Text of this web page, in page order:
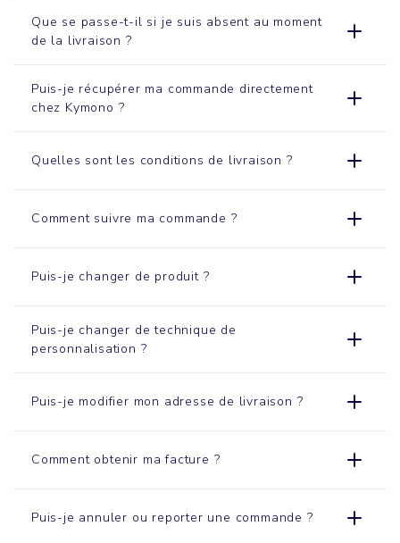
Que se passe-t-il si je suis absent au moment
de la livraison ?
Puis-je récupérer ma commande directement
chez Kymono ?
Quelles sont les conditions de livraison ?
Comment suivre ma commande ?
Puis-je changer de produit ?
Puis-je changer de technique de
personnalisation ?
Puis-je modifier mon adresse de livraison ?
Comment obtenir ma facture ?
Puis-je annuler ou reporter une commande ?